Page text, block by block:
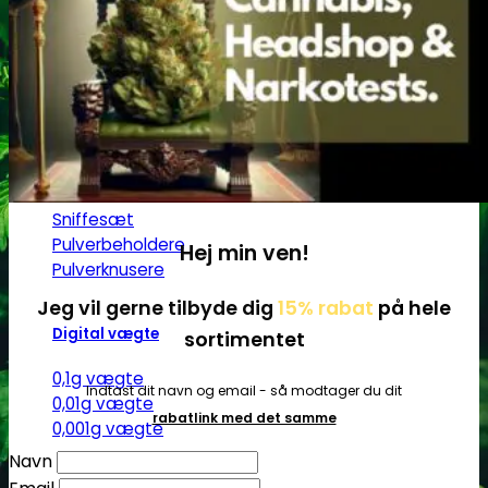
SG14
Sniff & Snus
Master blastere
Snuff Box
Snifferør
Sniffesæt
Pulverbeholdere
Pulverknusere
Digital vægte
0,1g vægte
0,01g vægte
0,001g vægte
Hej min ven!
Jeg vil gerne tilbyde dig 15% rabat på hele
sortimentet
Indtast dit navn og email - så modtager du dit
rabatlink med det samme
Navn